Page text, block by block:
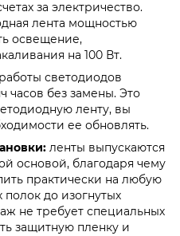
за электричество.
лента мощностью
освещение,
на 100 Вт.
светодиодов
часов без замены. Это
ленту, вы
ее обновлять.
ленты выпускаются
основой, благодаря чему
практически на любую
полок до изогнутых
не требует специальных
защитную пленку и